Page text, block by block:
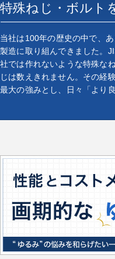
特殊ねじ・ボルト
当社は100年の歴史の中で、
製造に取り組んできました。
社では作れないような特殊な
じは数えきれません。その経
最大の強みとし、日々「より